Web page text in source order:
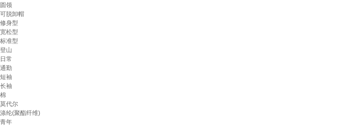
圆领
可脱卸帽
修身型
宽松型
标准型
登山
日常
通勤
短袖
长袖
棉
莫代尔
涤纶(聚酯纤维)
青年